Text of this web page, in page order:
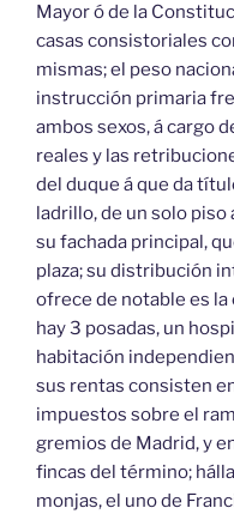
Mayor ó de la
casas consistoriales
mismas; el peso
instrucción primaria
ambos sexos, á cargo
reales y las
del duque á que da
ladrillo, de un solo piso
su fachada principal,
plaza; su distribución
ofrece de notable es la
hay 3 posadas, un
habitación
sus rentas consisten
impuestos sobre el
gremios de Madrid, y
fincas del término;
monjas, el uno de